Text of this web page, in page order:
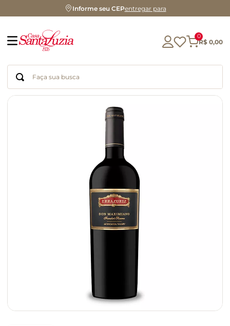
Informe seu CEPentregar para
0
R$ 0,00
Faça sua busca